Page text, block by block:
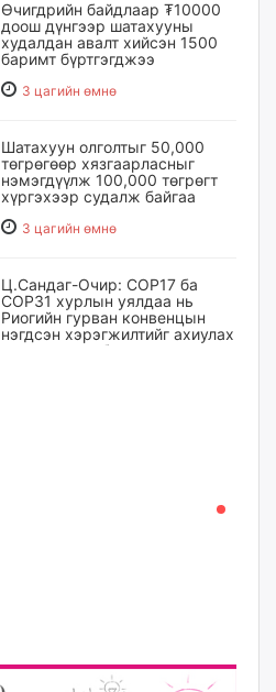
Өчигдрийн байдлаар ₮10000
доош дүнгээр шатахууны
худалдан авалт хийсэн 1500
баримт бүртгэгджээ
3 цагийн өмнө
Шатахуун олголтыг 50,000
төгрөгөөр хязгаарласныг
нэмэгдүүлж 100,000 төгрөгт
хүргэхээр судалж байгаа
3 цагийн өмнө
Ц.Сандаг-Очир: COP17 ба
COP31 хурлын уялдаа нь
Риогийн гурван конвенцын
нэгдсэн хэрэгжилтийг ахиулах
чухал алхам болно